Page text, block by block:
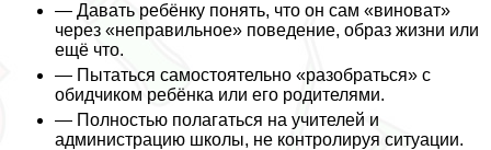
— Давать ребёнку понять, что он сам «виноват»
через «неправильное» поведение, образ жизни или
ещё что.
— Пытаться самостоятельно «разобраться» с
обидчиком ребёнка или его родителями.
— Полностью полагаться на учителей и
администрацию школы, не контролируя ситуации.